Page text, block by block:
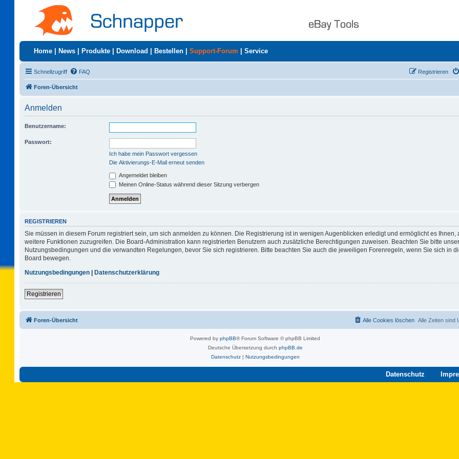
Home News Produkte Download Bestellen Support-Forum Service
Schnellzugriff FAQ Registrieren
Foren-Übersicht
Anmelden
Benutzername:
Passwort:
Ich habe mein Passwort vergessen
Die Aktivierungs-E-Mail erneut senden
Angemeldet bleiben
Meinen Online-Status während dieser Sitzung verbergen
REGISTRIEREN
Sie müssen in diesem Forum registriert sein, um sich anmelden zu können. Die Registrierung ist in wenigen Augenblicken erledigt und ermöglicht es Ihnen,
weitere Funktionen zuzugreifen. Die Board-Administration kann registrierten Benutzern auch zusätzliche Berechtigungen zuweisen. Beachten Sie bitte
Nutzungsbedingungen und die verwandten Regelungen, bevor Sie sich registrieren. Bitte beachten Sie auch die jeweiligen Forenregeln, wenn Sie sich in
Board bewegen.
Nutzungsbedingungen | Datenschutzerklärung
Registrieren
Foren-Übersicht Alle Zeiten sind
Alle Cookies löschen
Powered by phpBB® Forum Software © phpBB Limited
Deutsche Übersetzung durch phpBB.de
Datenschutz| Nutzungsbedingungen
Datenschutz